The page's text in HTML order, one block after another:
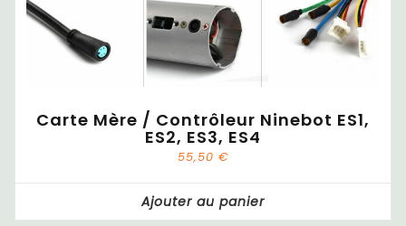
Carte Mère / Contrôleur Ninebot ES1,
ES2, ES3, ES4
55,50 €
Ajouter au panier